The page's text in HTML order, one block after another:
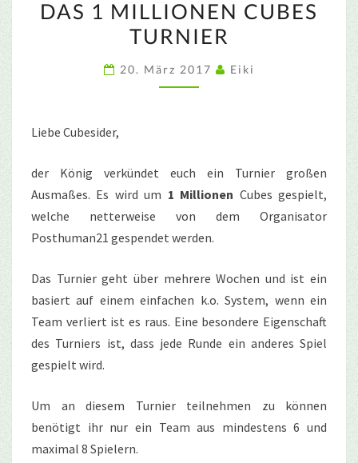
1
MILLIONEN
TURNIER
DAS 1 MILLIONEN CUBES
TURNIER
20. März 2017 Eiki
Liebe Cubesider,
der König verkündet euch ein Turnier großen
Ausmaßes. Es wird um 1 Millionen Cubes gespielt,
welche netterweise von dem Organisator
Posthuman21 gespendet werden.
Das Turnier geht über mehrere Wochen und ist ein
basiert auf einem einfachen k.o. System, wenn ein
Team verliert ist es raus. Eine besondere Eigenschaft
des Turniers ist, dass jede Runde ein anderes Spiel
gespielt wird.
Um an diesem Turnier teilnehmen zu können
benötigt ihr nur ein Team aus mindestens 6 und
maximal 8 Spielern.